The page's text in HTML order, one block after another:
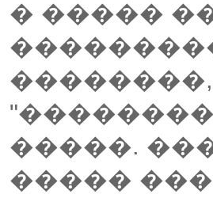
� �����
�����.
�����